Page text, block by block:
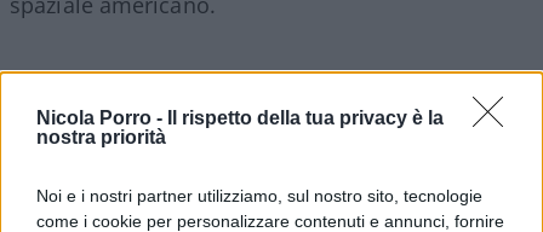
Nicola Porro -
Il rispetto della tua privacy è la
nostra priorità
Noi e i nostri partner utilizziamo, sul nostro sito, tecnologie
come i cookie per personalizzare contenuti e annunci, fornire
Le società private ora fanno il tipo di lavoro
spaziale che una volta era riservato alle agenzie